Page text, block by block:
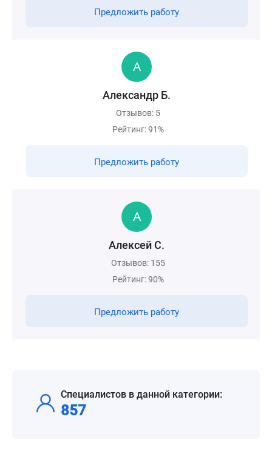
Предложить работу
Александр Б.
Отзывов: 5
Рейтинг: 91%
Предложить работу
Алексей С.
Отзывов: 155
Рейтинг: 90%
Предложить работу
Специалистов в данной категории:
857